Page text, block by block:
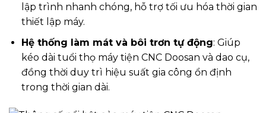
lập trình nhanh chóng, hỗ trợ tối ưu hóa thời gian
thiết lập máy.
Hệ thống làm mát và bôi trơn tự động: Giúp
kéo dài tuổi thọ máy tiện CNC Doosan và dao cụ,
đồng thời duy trì hiệu suất gia công ổn định
trong thời gian dài.